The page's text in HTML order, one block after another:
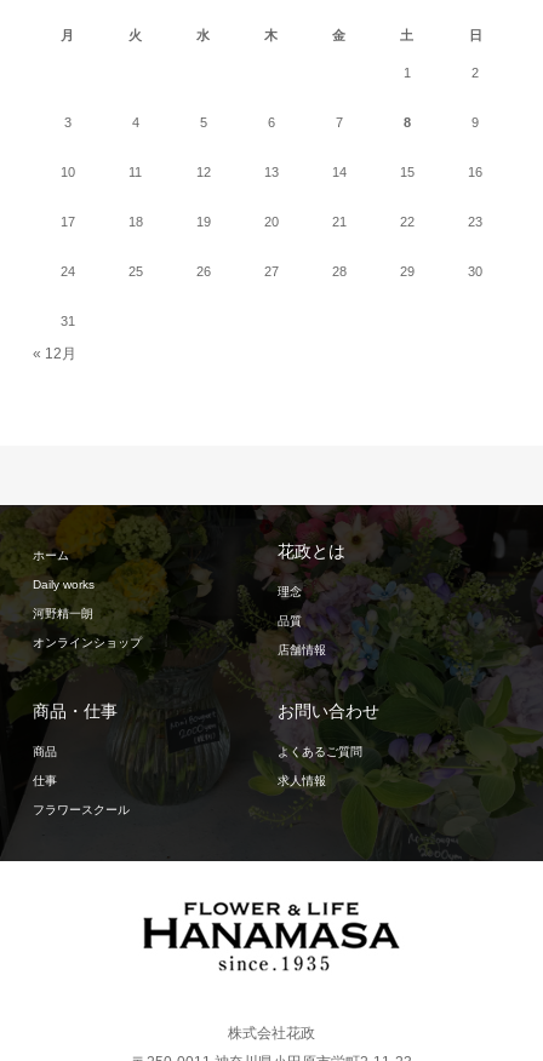
月
火 水 木 金 土 日
1 2
3 4 5 6 7 8 9
10 11 12 13 14 15 16
17 18 19 20 21 22 23
24 25 26 27 28 29 30
31
« 12月
ホーム
Daily works
河野精一朗
オンラインショップ
花政とは
理念
品質
店舗情報
商品・仕事
商品
仕事
フラワースクール
お問い合わせ
よくあるご質問
求人情報
株式会社花政